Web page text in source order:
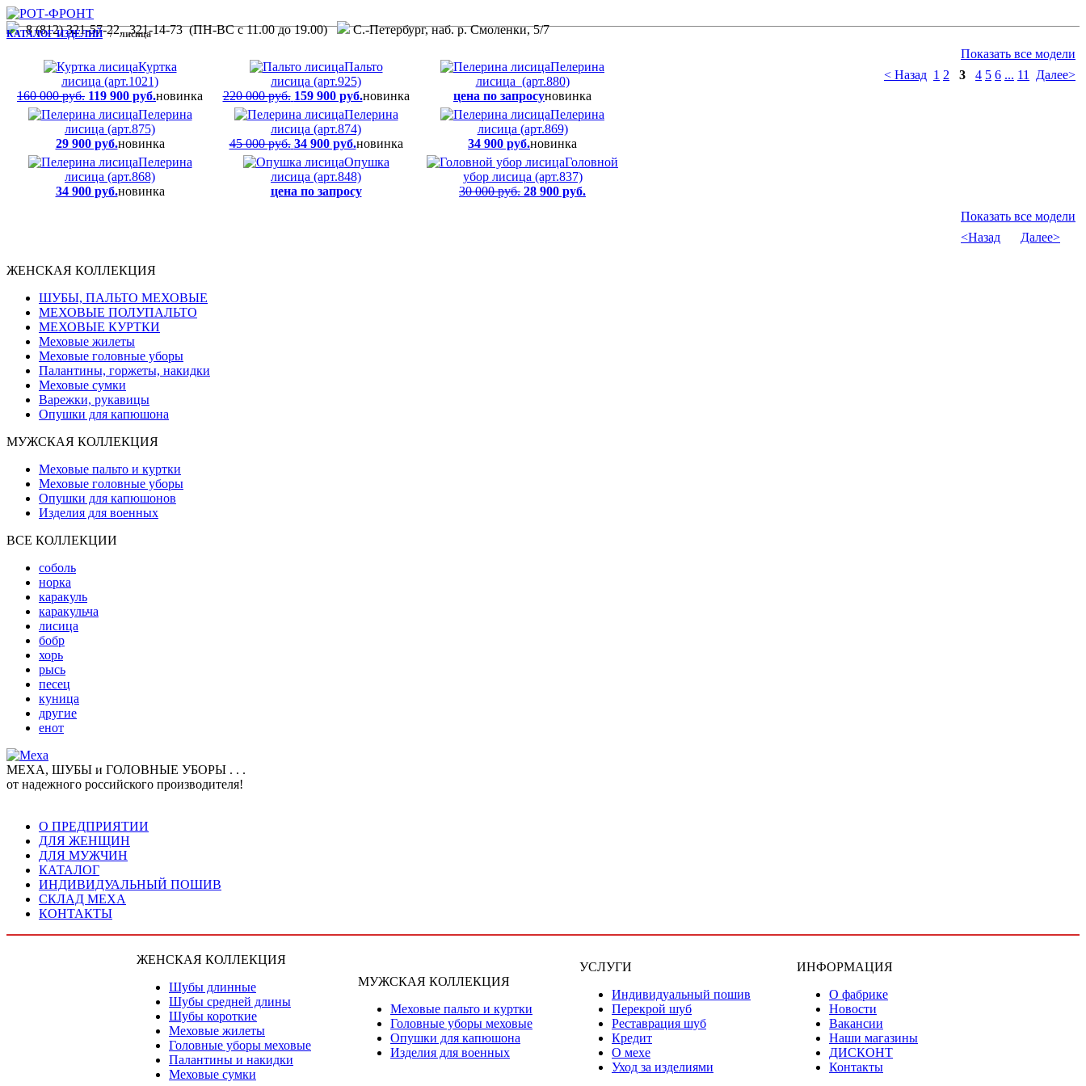
8 (812) 321-57-22, 321-14-73 (ПН-ВС с 11.00 до 19.00) С.-Петербург, наб. р. Смоленки, 5/7
КАТАЛОГ ИЗДЕЛИЙ/ лисица
Показать все модели
< Назад 1 2 3 4 5 6 ... 11 Далее>
Куртка
лисица (арт.1021)
160 000 руб. 119 900 руб.новинка
Пальто
лисица (арт.925)
220 000 руб. 159 900 руб.новинка
Пелерина
лисица (арт.880)
цена по запросуновинка
Пелерина
лисица (арт.875)
29 900 руб.новинка
Пелерина
лисица (арт.874)
45 000 руб. 34 900 руб.новинка
Пелерина
лисица (арт.869)
34 900 руб.новинка
Пелерина
лисица (арт.868)
34 900 руб.новинка
Опушка
лисица (арт.848)
цена по запросу
Головной
убор лисица (арт.837)
30 000 руб. 28 900 руб.
Показать все модели
<Назад
Далее>
ЖЕНСКАЯ КОЛЛЕКЦИЯ
ШУБЫ, ПАЛЬТО МЕХОВЫЕ
МЕХОВЫЕ ПОЛУПАЛЬТО
МЕХОВЫЕ КУРТКИ
Меховые жилеты
Меховые головные уборы
Палантины, горжеты, накидки
Меховые сумки
Варежки, рукавицы
Опушки для капюшона
МУЖСКАЯ КОЛЛЕКЦИЯ
Меховые пальто и куртки
Меховые головные уборы
Опушки для капюшонов
Изделия для военных
ВСЕ КОЛЛЕКЦИИ
соболь
норка
каракуль
каракульча
лисица
бобр
хорь
рысь
песец
куница
другие
енот
МЕХА, ШУБЫ и ГОЛОВНЫЕ УБОРЫ . . .
от надежного российского производителя!
О ПРЕДПРИЯТИИ
ДЛЯ ЖЕНЩИН
ДЛЯ МУЖЧИН
КАТАЛОГ
ИНДИВИДУАЛЬНЫЙ ПОШИВ
СКЛАД МЕХА
КОНТАКТЫ
ЖЕНСКАЯ КОЛЛЕКЦИЯ
Шубы длинные
Шубы средней длины
Шубы короткие
Меховые жилеты
Головные уборы меховые
Палантины и накидки
Меховые сумки
МУЖСКАЯ КОЛЛЕКЦИЯ
Меховые пальто и куртки
Головные уборы меховые
Опушки для капюшона
Изделия для военных
УСЛУГИ
Индивидуальный пошив
Перекрой шуб
Реставрация шуб
Кредит
О мехе
Уход за изделиями
ИНФОРМАЦИЯ
О фабрике
Новости
Вакансии
Наши магазины
ДИСКОНТ
Контакты